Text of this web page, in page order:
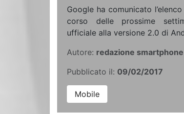
Google ha comunicato
corso delle prossime
ufficiale alla versione 2.0 di
Autore: redazione
Pubblicato il: 09/02/2017
Mobile